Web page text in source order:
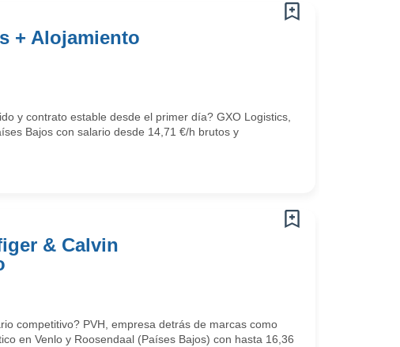
+ Alojamiento
y contrato estable desde el primer día? GXO Logistics,
Bajos con salario desde 14,71 €/h brutos y
& Calvin
competitivo? PVH, empresa detrás de marcas como
en Venlo y Roosendaal (Países Bajos) con hasta 16,36